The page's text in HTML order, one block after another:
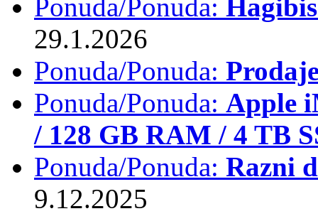
Ponuda/Ponuda:
29.1.2026
Ponuda/Ponuda:
Ponuda/Ponuda: Apple
/ 128 GB RAM / 4 TB
Ponuda/Ponuda: Razni
9.12.2025